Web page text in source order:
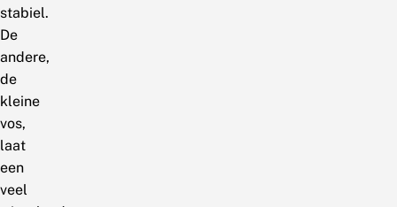
stabiel.
De
andere,
de
kleine
vos,
laat
een
veel